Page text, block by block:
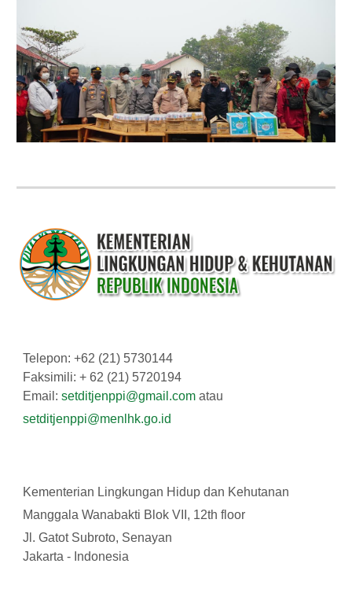
Telepon: +62 (21) 5730144
Faksimili: + 62 (21) 5720194
Email:setditjenppi@gmail.com atau
setditjenppi@menlhk.go.id
Kementerian Lingkungan Hidup dan Kehutanan
Manggala Wanabakti Blok VII, 12th floor
Jl. Gatot Subroto, Senayan
Jakarta - Indonesia